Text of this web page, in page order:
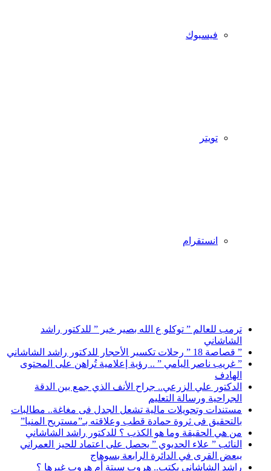
فيسبوك
تويتر
انستقرام
ترمب للعالم ” توكلو ع الله بصير خير ” للدكتور راشد
الشاشاني
” قصاصة 18 ” رحلات تكسير الأحجار للدكتور راشد الشاشاني
” غريب ناصر اليامي ” .. رؤية إعلامية تُراهن على المحتوى
الهادف
الدكتور علي الزرعي.. جراح الأنف الذي جمع بين الدقة
الجراحية ورسالة التعليم
مستندات وتحويلات مالية تشعل الجدل فى مغاغة.. مطالبات
بالتحقيق فى ثروة حمادة قطب وعلاقته بـ”مستريح المنيا”
من هي الحقيقة وما هو الكذب ؟ للدكتور راشد الشاشاني
النائب ” علاء الحديوي ” يحصل على اعتماد للحيز العمراني
ببعض القرى في الدائرة الرابعة بسوهاج
راشد الشاشاني يكتب.. هروب سبتة أم هروب غيرها ؟